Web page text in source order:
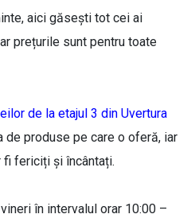
aici găsești tot cei ai
prețurile sunt pentru toate
de la etajul 3 din Uvertura
produse pe care o oferă, iar
fericiți și încântați.
în intervalul orar 10:00 –